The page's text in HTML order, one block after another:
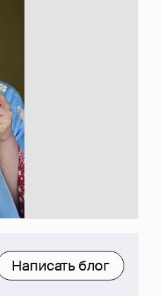
Написать блог